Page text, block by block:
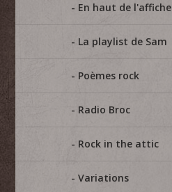
En haut de l'affiche
La playlist de Sam
Poèmes rock
Radio Broc
Rock in the attic
Variations